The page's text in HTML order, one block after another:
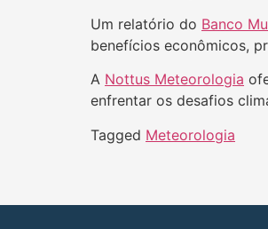
Um relatório do Banco
benefícios econômicos,
A Nottus Meteorologia
enfrentar os desafios
Tagged Meteorologia